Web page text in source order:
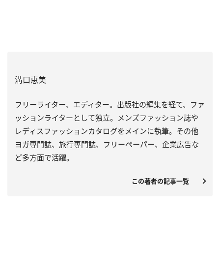
溝口恵美
フリーライター、エディター。出版社の編集を経て、ファ
ッションライターとして独立。メンズファッション誌や
レディスファッションカタログをメインに執筆。その他
ヨガ専門誌、旅行専門誌、フリーペーパー、企業広告な
ど多方面で活躍。
この著者の記事一覧